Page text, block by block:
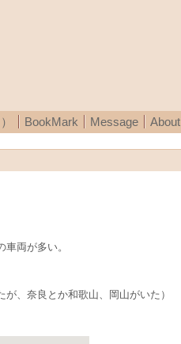
BookMark Message About
両が多い。
、奈良とか和歌山、岡山がいた）